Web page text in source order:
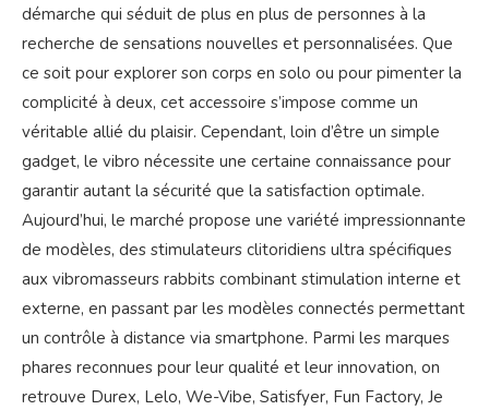
démarche qui séduit de plus en plus de personnes à la
recherche de sensations nouvelles et personnalisées. Que
ce soit pour explorer son corps en solo ou pour pimenter la
complicité à deux, cet accessoire s’impose comme un
véritable allié du plaisir. Cependant, loin d’être un simple
gadget, le vibro nécessite une certaine connaissance pour
garantir autant la sécurité que la satisfaction optimale.
Aujourd’hui, le marché propose une variété impressionnante
de modèles, des stimulateurs clitoridiens ultra spécifiques
aux vibromasseurs rabbits combinant stimulation interne et
externe, en passant par les modèles connectés permettant
un contrôle à distance via smartphone. Parmi les marques
phares reconnues pour leur qualité et leur innovation, on
retrouve Durex, Lelo, We-Vibe, Satisfyer, Fun Factory, Je